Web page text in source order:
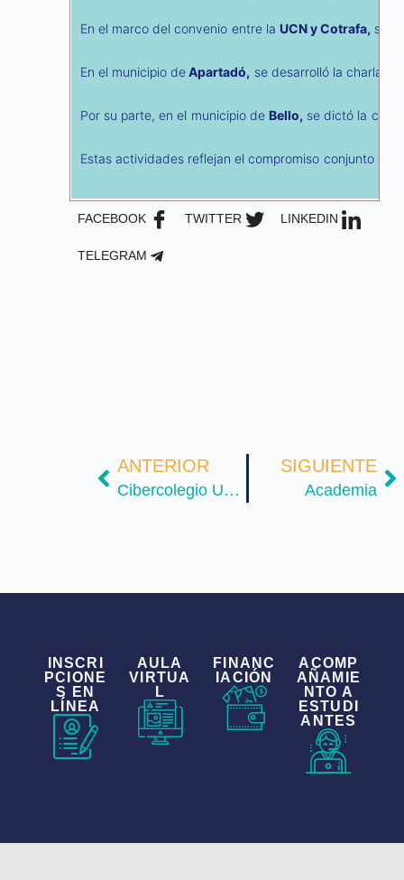
En el marco del convenio entre la UCN y Cotrafa, se
En el municipio deApartadó, se desarrolló la charla
Por su parte, en el municipio de Bello, se dictó la
Estas actividades reflejan el compromiso conjunto
FACEBOOK TWITTER LINKEDIN
TELEGRAM
ANTERIOR
Cibercolegio UCN
SIGUIENTE
Academia
INSCRI
PCIONE
S EN
LÍNEA
AULA
VIRTUA
L
FINANC
IACIÓN
ACOMP
AÑAMIE
NTO A
ESTUDI
ANTES